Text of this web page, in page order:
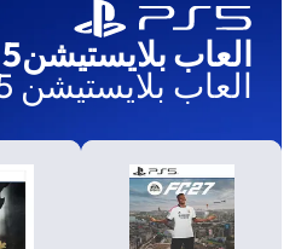
العاب بلايستيشن5
العاب بلايستيشن 5 اشترى الان